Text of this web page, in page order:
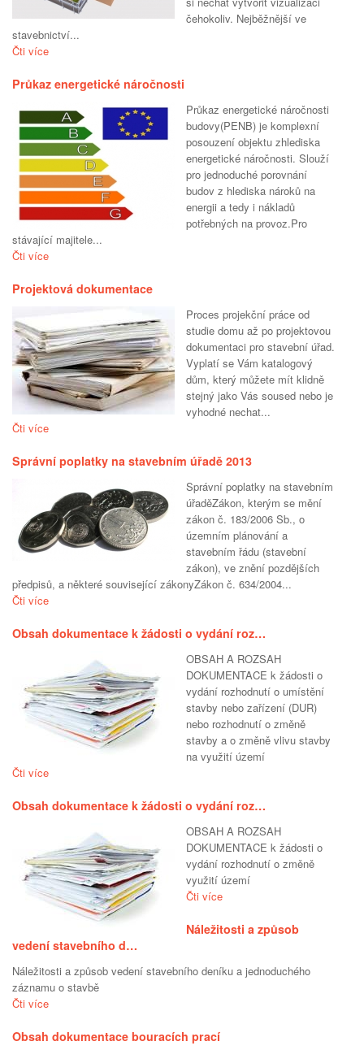
čehokoliv. Nejběžnější ve
stavebnictví...
Čti více
Průkaz energetické náročnosti
Průkaz energetické náročnosti
budovy(PENB) je komplexní
posouzení objektu zhlediska
energetické náročnosti. Slouží
pro jednoduché porovnání
budov z hlediska nároků na
energii a tedy i nákladů
potřebných na provoz.Pro
stávající majitele...
Čti více
Projektová dokumentace
Proces projekční práce od
studie domu až po projektovou
dokumentaci pro stavební úřad.
Vyplatí se Vám katalogový
dům, který můžete mít klidně
stejný jako Vás soused nebo je
vyhodné nechat...
Čti více
Správní poplatky na stavebním úřadě 2013
Správní poplatky na stavebním
úřaděZákon, kterým se mění
zákon č. 183/2006 Sb., o
územním plánování a
stavebním řádu (stavební
zákon), ve znění pozdějších
předpisů, a některé související zákonyZákon č. 634/2004...
Čti více
Obsah dokumentace k žádosti o vydání roz…
OBSAH A ROZSAH
DOKUMENTACE k žádosti o
vydání rozhodnutí o umístění
stavby nebo zařízení (DUR)
nebo rozhodnutí o změně
stavby a o změně vlivu stavby
na využití území
Čti více
Obsah dokumentace k žádosti o vydání roz…
OBSAH A ROZSAH
DOKUMENTACE k žádosti o
vydání rozhodnutí o změně
využití území
Čti více
Náležitosti a způsob
vedení stavebního d…
Náležitosti a způsob vedení stavebního deníku a jednoduchého
záznamu o stavbě
Čti více
Obsah dokumentace bouracích prací